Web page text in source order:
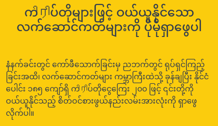
ကிரிပ်တိုများဖြင့် ဝယ်ယူနိုင်သော
လက်ဆောင်ကတ်များကို ပိုမိုရှာဖွေပါ
နံနက်ခင်းတွင် ကော်ဖီသောက်ခြင်းမှ ညဘက်တွင် ရုပ်ရှင်ကြည့်
ခြင်းအထိ၊ လက်ဆောင်ကတ်များ ကမ္ဘာကြီးထဲသို့ ခုန်ချပြီး နိုင်ငံ
ပေါင်း ၁၈၅ ကျော်ရှိ ကிரிပ်တိုငွေကြေး ၂၀၀ ဖြင့် ၎င်းတို့ကို
ဝယ်ယူနိုင်သည့် စိတ်ဝင်စားဖွယ်နည်းလမ်းအားလုံးကို ရှာဖွေ
လိုက်ပါ။